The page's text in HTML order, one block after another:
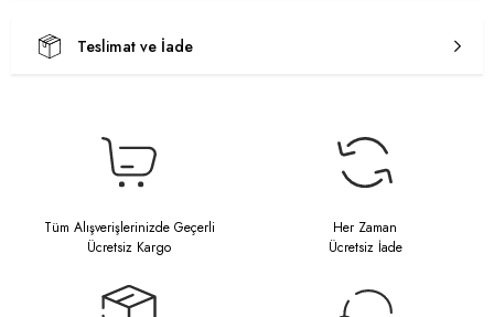
Teslimat ve İade
Tüm Alışverişlerinizde Geçerli
Ücretsiz Kargo
Her Zaman
Ücretsiz İade